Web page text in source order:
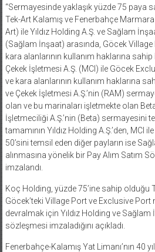
“Sermayesinde yaklaşık yüzde 75 paya
Tek-Art Kalamış ve Fenerbahçe Marmara
Art) ile Yıldız Holding A.Ş. ve Sağlam
(Sağlam İnşaat) arasında, Göcek Village
kara alanlarının kullanım haklarına
Çekek İşletmesi A.Ş. (MCI) ile Göcek
ve kara alanlarının kullanım haklarına
ve Çekek İşletmesi A.Ş.’nin (RAM)
olan ve bu marinaları işletmekte olan
İşletmeciliği A.Ş.’nin (Beta) sermayesini
tamamının Yıldız Holding A.Ş.’den, MCI
50’sini temsil eden diğer payların ise
alınmasına yönelik bir Pay Alım Satım
imzalandı.
Koç Holding, yüzde 75’ine sahip olduğu
Göcek’teki Village Port ve Exclusive Port
devralmak için Yıldız Holding ve Sağlam
sözleşmesi imzaladığını açıkladı.
Fenerbahçe-Kalamış Yat Limanı’nın 40